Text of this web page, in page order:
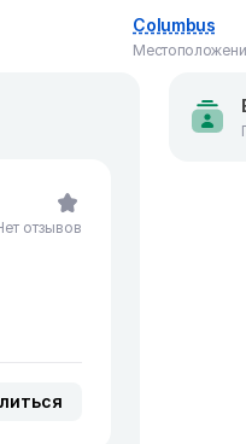
Columbus
отзывов